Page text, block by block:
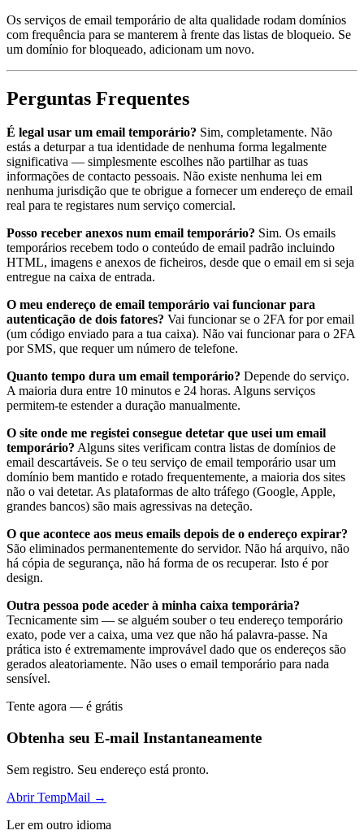
Os serviços de email temporário de alta qualidade rodam domínios
com frequência para se manterem à frente das listas de bloqueio. Se
um domínio for bloqueado, adicionam um novo.
Perguntas Frequentes
É legal usar um email temporário? Sim, completamente. Não
estás a deturpar a tua identidade de nenhuma forma legalmente
significativa — simplesmente escolhes não partilhar as tuas
informações de contacto pessoais. Não existe nenhuma lei em
nenhuma jurisdição que te obrigue a fornecer um endereço de email
real para te registares num serviço comercial.
Posso receber anexos num email temporário? Sim. Os emails
temporários recebem todo o conteúdo de email padrão incluindo
HTML, imagens e anexos de ficheiros, desde que o email em si seja
entregue na caixa de entrada.
O meu endereço de email temporário vai funcionar para
autenticação de dois fatores? Vai funcionar se o 2FA for por email
(um código enviado para a tua caixa). Não vai funcionar para o 2FA
por SMS, que requer um número de telefone.
Quanto tempo dura um email temporário? Depende do serviço.
A maioria dura entre 10 minutos e 24 horas. Alguns serviços
permitem-te estender a duração manualmente.
O site onde me registei consegue detetar que usei um email
temporário? Alguns sites verificam contra listas de domínios de
email descartáveis. Se o teu serviço de email temporário usar um
domínio bem mantido e rotado frequentemente, a maioria dos sites
não o vai detetar. As plataformas de alto tráfego (Google, Apple,
grandes bancos) são mais agressivas na deteção.
O que acontece aos meus emails depois de o endereço expirar?
São eliminados permanentemente do servidor. Não há arquivo, não
há cópia de segurança, não há forma de os recuperar. Isto é por
design.
Outra pessoa pode aceder à minha caixa temporária?
Tecnicamente sim — se alguém souber o teu endereço temporário
exato, pode ver a caixa, uma vez que não há palavra-passe. Na
prática isto é extremamente improvável dado que os endereços são
gerados aleatoriamente. Não uses o email temporário para nada
sensível.
Tente agora — é grátis
Obtenha seu E-mail Instantaneamente
Sem registro. Seu endereço está pronto.
Abrir TempMail →
Ler em outro idioma